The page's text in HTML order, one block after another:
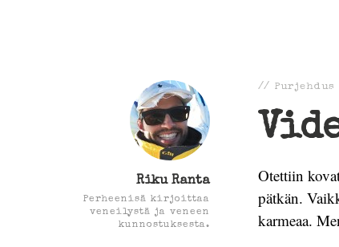
Riku Ranta
Perheenisä kirjoittaa
veneilystä ja veneen
kunnostuksesta.
// Purjehdus
Otettiin
pätkän.
karmeaa.